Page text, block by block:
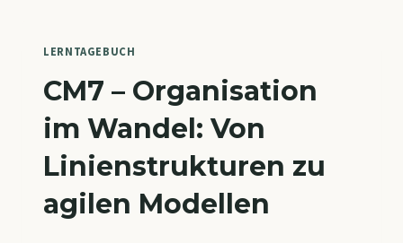
LERNTAGEBUCH
CM7 – Organisation
im Wandel: Von
Linienstrukturen zu
agilen Modellen